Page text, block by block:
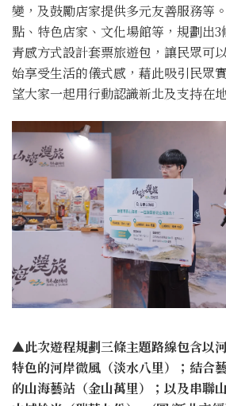
變，及鼓勵店家提供多元友善服務等
點、特色店家、文化場館等，規劃出
青感方式設計套票旅遊包，讓民眾可
始享受生活的儀式感，藉此吸引民眾
望大家一起用行動認識新北及支持在
▲此次遊程規劃三條主題路線包含以
特色的河岸微風（淡水八里）；結合
的山海藝站（金山萬里）；以及串聯